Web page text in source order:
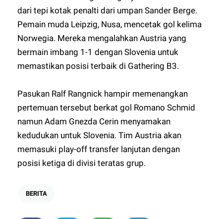
dari tepi kotak penalti dari umpan Sander Berge.
Pemain muda Leipzig, Nusa, mencetak gol kelima
Norwegia. Mereka mengalahkan Austria yang
bermain imbang 1-1 dengan Slovenia untuk
memastikan posisi terbaik di Gathering B3.
Pasukan Ralf Rangnick hampir memenangkan
pertemuan tersebut berkat gol Romano Schmid
namun Adam Gnezda Cerin menyamakan
kedudukan untuk Slovenia. Tim Austria akan
memasuki play-off transfer lanjutan dengan
posisi ketiga di divisi teratas grup.
BERITA